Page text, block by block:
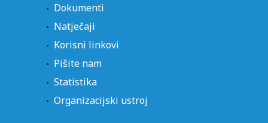
Dokumenti
Natječaji
Korisni linkovi
Pišite nam
Statistika
Organizacijski ustroj